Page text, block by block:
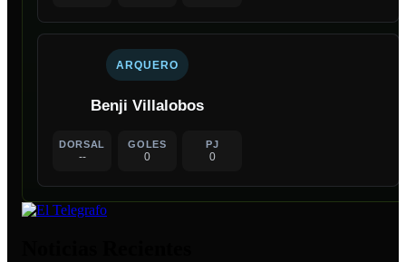
ARQUERO
Benji Villalobos
DORSAL
--
GOLES
0
PJ
0